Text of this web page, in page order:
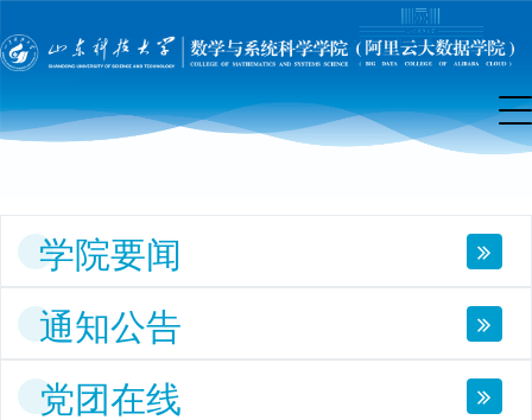
院
页
学院要闻
通知公告
党团在线